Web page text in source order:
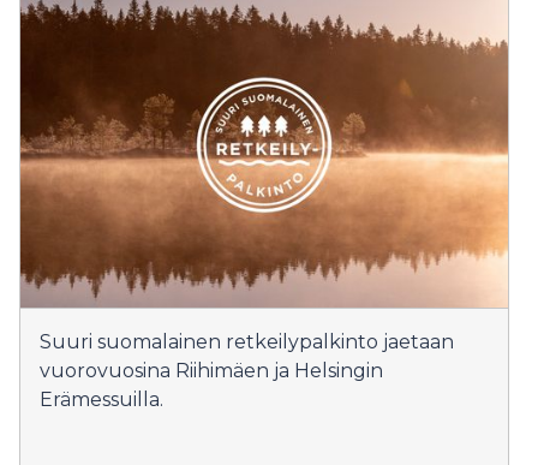
Suuri suomalainen retkeilypalkinto jaetaan
vuorovuosina Riihimäen ja Helsingin
Erämessuilla.